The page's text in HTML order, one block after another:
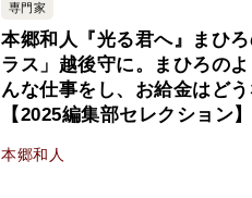
専門家
本郷和人『光る君へ』まひ
ラス」越後守に。まひろの
んな仕事をし、お給金はど
【2025編集部セレクション】
本郷和人